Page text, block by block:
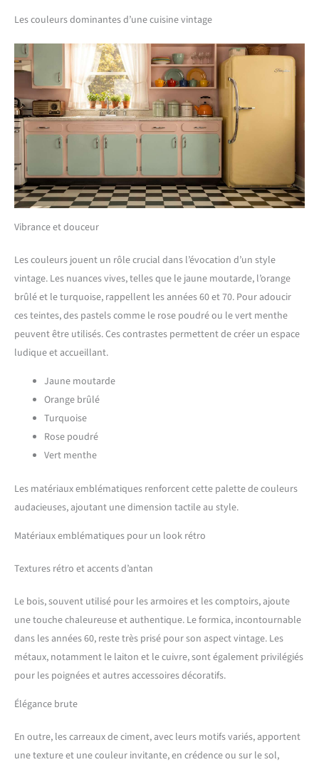
Les couleurs dominantes d’une cuisine vintage
Vibrance et douceur
Les couleurs jouent un rôle crucial dans l’évocation d’un style
vintage. Les nuances vives, telles que le jaune moutarde, l’orange
brûlé et le turquoise, rappellent les années 60 et 70. Pour adoucir
ces teintes, des pastels comme le rose poudré ou le vert menthe
peuvent être utilisés. Ces contrastes permettent de créer un espace
ludique et accueillant.
Jaune moutarde
Orange brûlé
Turquoise
Rose poudré
Vert menthe
Les matériaux emblématiques renforcent cette palette de couleurs
audacieuses, ajoutant une dimension tactile au style.
Matériaux emblématiques pour un look rétro
Textures rétro et accents d’antan
Le bois, souvent utilisé pour les armoires et les comptoirs, ajoute
une touche chaleureuse et authentique. Le formica, incontournable
dans les années 60, reste très prisé pour son aspect vintage. Les
métaux, notamment le laiton et le cuivre, sont également privilégiés
pour les poignées et autres accessoires décoratifs.
Élégance brute
En outre, les carreaux de ciment, avec leurs motifs variés, apportent
une texture et une couleur invitante, en crédence ou sur le sol,